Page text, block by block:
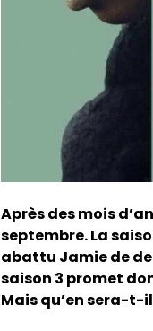
Après des mois
septembre. La
abattu Jamie de
saison 3 promet
Mais qu’en sera-t-